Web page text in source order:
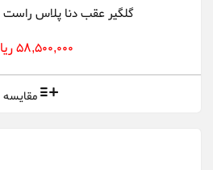
گلگیر عقب دنا پلاس راست
58,500,000 ریال
مقایسه